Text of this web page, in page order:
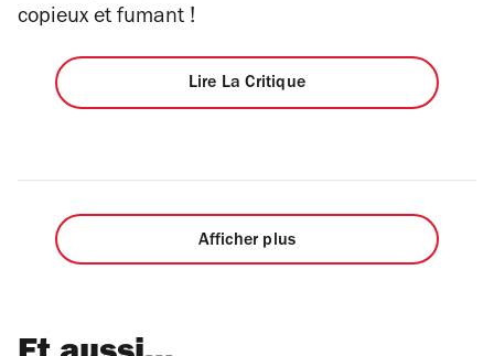
étoiles
copieux et fumant !
Lire La Critique
Afficher plus